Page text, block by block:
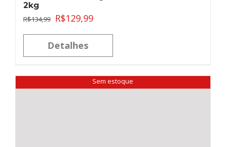
2kg
R$134,99 R$129,99
Detalhes
Sem estoque